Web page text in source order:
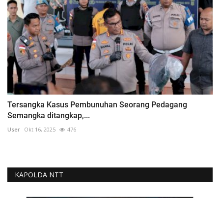
Tersangka Kasus Pembunuhan Seorang Pedagang
Semangka ditangkap,...
User Okt 16, 2025 476
KAPOLDA NTT